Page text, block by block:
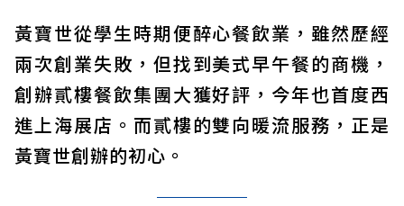
黃寶世從學生時期便醉心餐飲業，雖然歷經
兩次創業失敗，但找到美式早午餐的商機，
創辦貳樓餐飲集團大獲好評，今年也首度西
進上海展店。而貳樓的雙向暖流服務，正是
黃寶世創辦的初心。